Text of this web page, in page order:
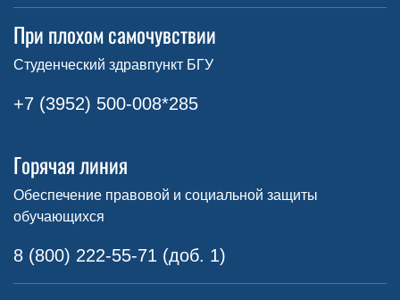
При плохом самочувствии
Студенческий здравпункт БГУ
+7 (3952) 500-008*285
Горячая линия
Обеспечение правовой и социальной защиты
обучающихся
8 (800) 222-55-71 (доб. 1)